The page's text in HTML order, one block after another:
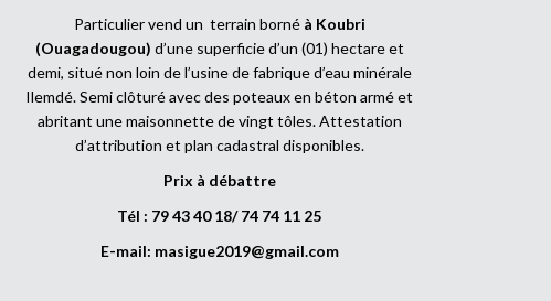
Particulier vend un terrain borné à Koubri
(Ouagadougou) d’une superficie d’un (01) hectare et
demi, situé non loin de l’usine de fabrique d’eau minérale
Ilemdé. Semi clôturé avec des poteaux en béton armé et
abritant une maisonnette de vingt tôles. Attestation
d’attribution et plan cadastral disponibles.
Prix à débattre
Tél : 79 43 40 18/ 74 74 11 25
E-mail: masigue2019@gmail.com